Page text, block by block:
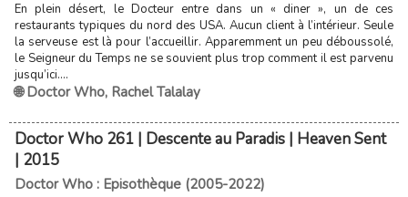
En plein désert, le Docteur entre dans un « diner », un de ces
restaurants typiques du nord des USA. Aucun client à l’intérieur. Seule
la serveuse est là pour l’accueillir. Apparemment un peu déboussolé,
le Seigneur du Temps ne se souvient plus trop comment il est parvenu
jusqu’ici....
🌐 Doctor Who, Rachel Talalay
Doctor Who 261 | Descente au Paradis | Heaven Sent
| 2015
Doctor Who : Episothèque (2005-2022)